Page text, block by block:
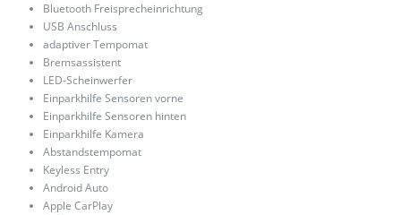
Bluetooth Freisprecheinrichtung
USB Anschluss
adaptiver Tempomat
Bremsassistent
LED-Scheinwerfer
Einparkhilfe Sensoren vorne
Einparkhilfe Sensoren hinten
Einparkhilfe Kamera
Abstandstempomat
Keyless Entry
Android Auto
Apple CarPlay